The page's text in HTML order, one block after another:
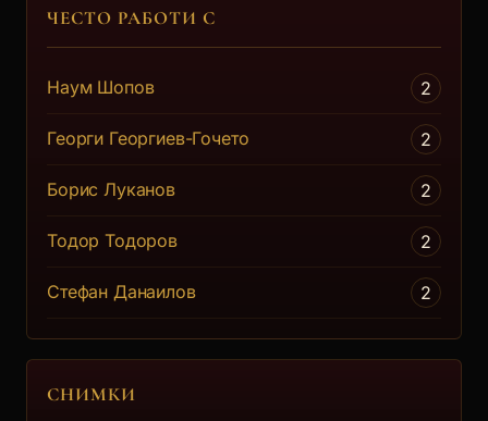
ЧЕСТО РАБОТИ С
Наум Шопов 2
Георги Георгиев-Гочето 2
Борис Луканов 2
Тодор Тодоров 2
Стефан Данаилов 2
СНИМКИ